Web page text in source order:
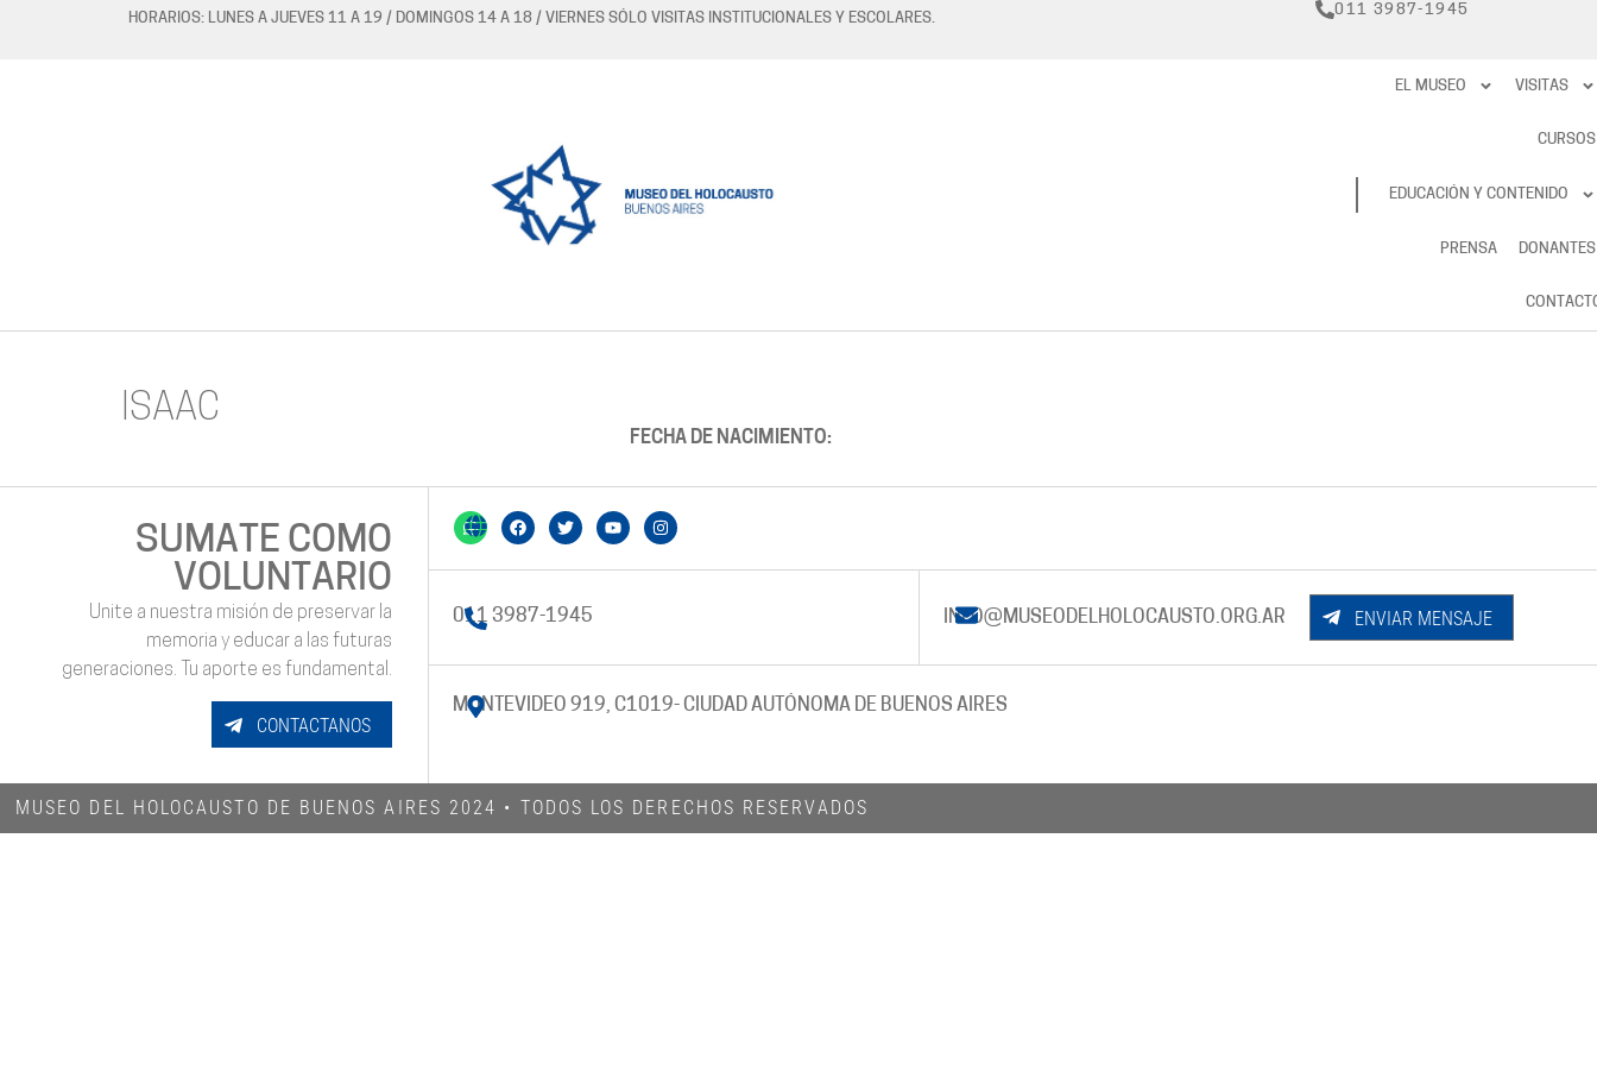
HORARIOS: LUNES A JUEVES 11 A 19 / DOMINGOS 14 A 18 / VIERNES SÓLO VISITAS INSTITUCIONALES Y ESCOLARES.
011 3987-1945
RESERVAS
EL MUSEO VISITAS
CURSOS
EDUCACIÓN Y CONTENIDO
PRENSA DONANTES
ISAAC
FECHA DE NACIMIENTO:
SUMATE COMO
VOLUNTARIO
Unite a nuestra misión de preservar la
memoria y educar a las futuras
generaciones. Tu aporte es fundamental.
CONTACTANOS
011 3987-1945 INFO@MUSEODELHOLOCAUSTO.ORG.AR ENVIAR MENSAJE
MONTEVIDEO 919, C1019- CIUDAD AUTÓNOMA DE BUENOS AIRES
MUSEO DEL HOLOCAUSTO DE BUENOS AIRES 2024​ • TODOS LOS DERECHOS RESERVADOS